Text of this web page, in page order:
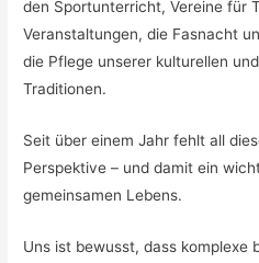
den Sportunterricht, Vereine für
Veranstaltungen, die Fasnacht
die Pflege unserer kulturellen
Traditionen.
Seit über einem Jahr fehlt all
Perspektive – und damit ein
gemeinsamen Lebens.
Uns ist bewusst, dass komplexe